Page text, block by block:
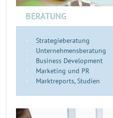
BERATUNG
Strategieberatung
Unternehmensberatung
Business Development
Marketing und PR
Marktreports, Studien